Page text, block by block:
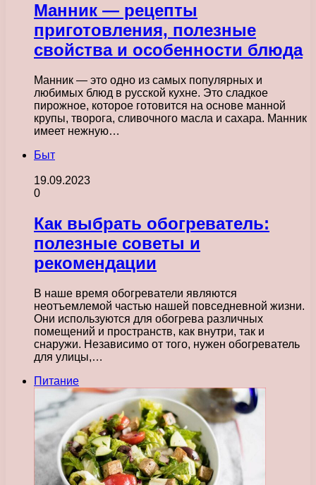
Манник — рецепты
приготовления, полезные
свойства и особенности блюда
Манник — это одно из самых популярных и
любимых блюд в русской кухне. Это сладкое
пирожное, которое готовится на основе манной
крупы, творога, сливочного масла и сахара. Манник
имеет нежную…
Быт
19.09.2023
0
Как выбрать обогреватель:
полезные советы и
рекомендации
В наше время обогреватели являются
неотъемлемой частью нашей повседневной жизни.
Они используются для обогрева различных
помещений и пространств, как внутри, так и
снаружи. Независимо от того, нужен обогреватель
для улицы,…
Питание